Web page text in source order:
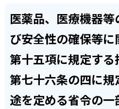
医薬品、医療機器
び安全性の確保等
第十五項に規定す
第七十六条の四に
途を定める省令の一